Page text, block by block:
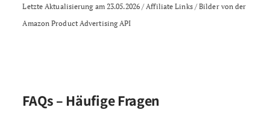
Letzte Aktualisierung am 23.05.2026 / Affiliate Links / Bilder von der
Amazon Product Advertising API
FAQs – Häufige Fragen